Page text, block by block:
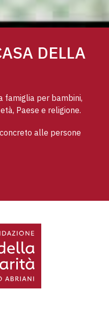
DELLA
famiglia per bambini,
Paese e religione.
alle persone